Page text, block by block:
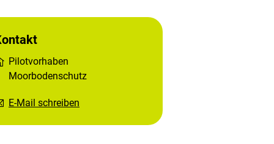
Pilotvorhaben
Moorbodenschutz
E-Mail schreiben